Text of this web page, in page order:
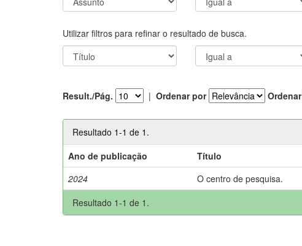
Utilizar filtros para refinar o resultado de busca.
Result./Pág. | Ordenar por Ordenar
Resultado 1-1 de 1.
Ano de publicação
Título
2024
O centro de pesquisa.
Resultado 1-1 de 1.